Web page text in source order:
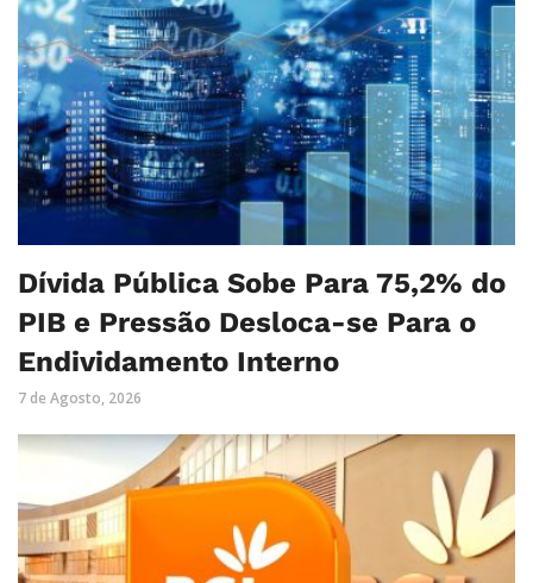
Dívida Pública Sobe Para 75,2% do
PIB e Pressão Desloca-se Para o
Endividamento Interno
7 de Agosto, 2026